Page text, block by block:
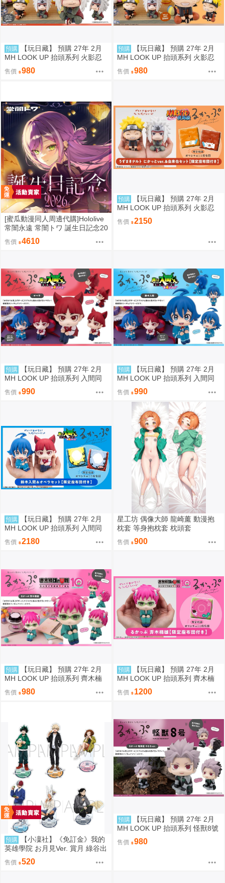
預購
【玩日藏】 預購 27年 2月
MH LOOK UP 抬頭系列 火影忍
者疾風傳 自來也 抬頭公仔 代理
版
售價 980
預購
【玩日藏】 預購 27年 2月
MH LOOK UP 抬頭系列 火影忍
者疾風傳 漩渦鳴人 燦笑 Smile 抬
頭公仔 代理版
售價 980
[蜜瓜動漫同人周邊代購]Hololive
常闇永遠 常闇トワ 誕生日記念20
26套組/周邊(9/12預約截止)(3月
預約)(Hololive)
售價 4610
預購
【玩日藏】 預購 27年 2月
MH LOOK UP 抬頭系列 火影忍
者疾風傳 漩渦鳴人 燦笑 Smile &
自來也 抬頭公仔 特典 代理版
售價 2150
預購
【玩日藏】 預購 27年 2月
MH LOOK UP 抬頭系列 入間同
學入魔了 歐佩拉 抬頭公仔 代理
版
售價 990
預購
【玩日藏】 預購 27年 2月
MH LOOK UP 抬頭系列 入間同
學入魔了 鈴木入間 Iruma Suzuki
抬頭公仔 代理版
售價 990
預購
【玩日藏】 預購 27年 2月
MH LOOK UP 抬頭系列 入間同
學入魔了 鈴木入間 Iruma Suzuki
& 歐佩拉 抬頭公仔 特典 代理版
售價 2180
星工坊 偶像大師 龍崎薰 動漫抱
枕套 等身抱枕套 枕頭套
售價 900
預購
【玩日藏】 預購 27年 2月
MH LOOK UP 抬頭系列 齊木楠
雄的災難 齊木楠雄 抬頭公仔 代
理版
售價 980
預購
【玩日藏】 預購 27年 2月
MH LOOK UP 抬頭系列 齊木楠
雄的災難 齊木楠雄 抬頭公仔 特
典 代理版
售價 1200
預購
【小凜社】《免訂金》我的
英雄學院 お月見Ver. 賞月 綠谷出
久 爆豪勝己 麗日御茶子 轟焦凍
壓克力立牌 資料夾 貼紙
售價 520
預購
【玩日藏】 預購 27年 2月
MH LOOK UP 抬頭系列 怪獸8號
鳴海弦 戰鬥版 認真 Motivated 抬
頭公仔 代理版
售價 980